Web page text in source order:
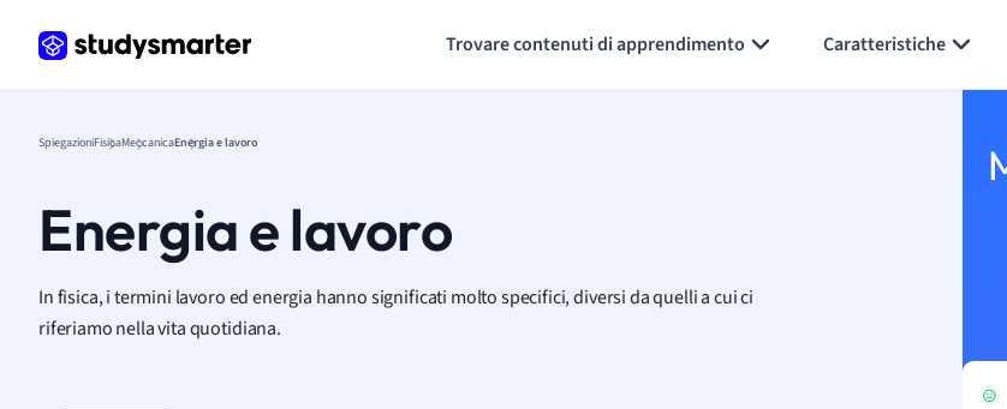
Trovare contenuti di apprendimento Caratteristiche
SpiegazioniFisicaMeccanicaEnergia e lavoro
Energia e lavoro
In fisica, i termini lavoro ed energia hanno significati molto specifici, diversi da quelli a cui ci
riferiamo nella vita quotidiana.